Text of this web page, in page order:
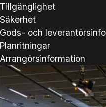
Tillgänglighet
Säkerhet
Gods- och leverantörsinfo
Planritningar
Arrangörsinformation